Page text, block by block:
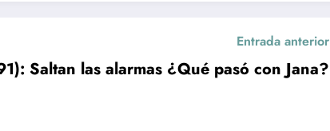
Entrada anterior
Saltan las alarmas ¿Qué pasó con Jana?